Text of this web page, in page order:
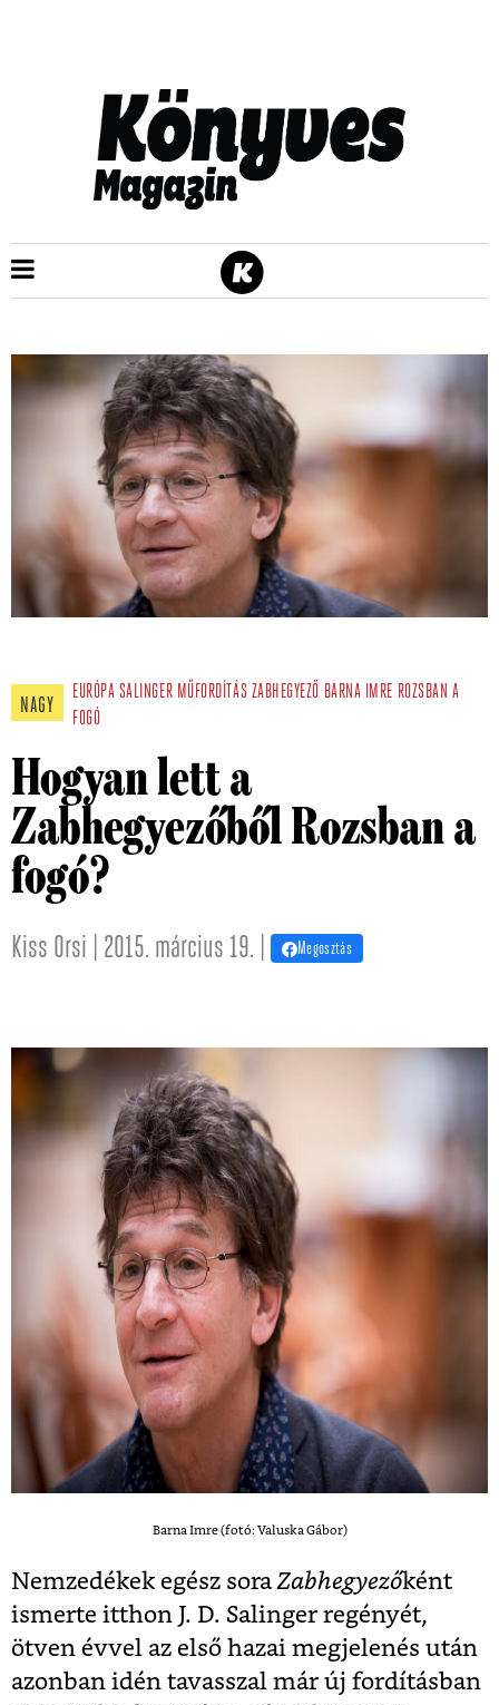
NAGY
EURÓPA SALINGER MŰFORDÍTÁS ZABHEGYEZŐ BARNA IMRE ROZSBAN A
FOGÓ
Hogyan lett a
Zabhegyezőből Rozsban a
fogó?
Kiss Orsi | 2015. március 19. | Megosztás
Barna Imre (fotó: Valuska Gábor)
Nemzedékek egész soraZabhegyezőként
ismerte itthon J. D. Salinger regényét,
ötven évvel az első hazai megjelenés után
azonban idén tavasszal már új fordításban